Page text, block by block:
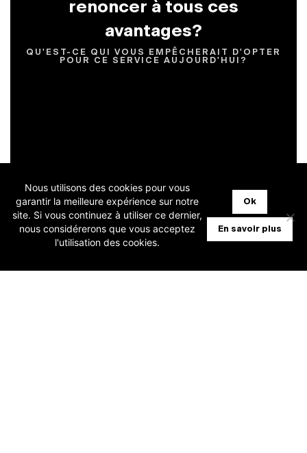
renoncer à tous ces
avantages?
QU'EST-CE QUI VOUS EMPÊCHERAIT D'OPTER
POUR CE SERVICE AUJOURD'HUI?
Nous utilisons des cookies pour vous
garantir la meilleure expérience sur notre
site. Si vous continuez à utiliser ce dernier,
nous considérerons que vous acceptez
l'utilisation des cookies.
Ok
En savoir plus